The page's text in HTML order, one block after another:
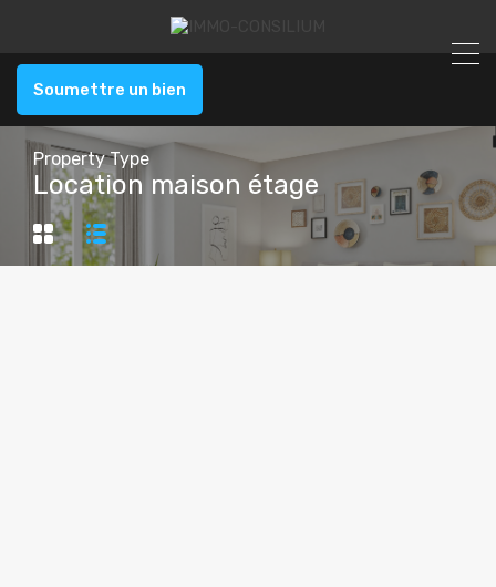
Soumettre un bien
Property Type
Location maison étage